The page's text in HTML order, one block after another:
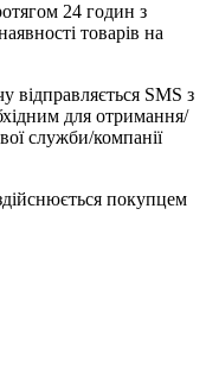
24 годин з
товарів на
відправляється SMS з
для отримання/
служби/компанії
покупцем